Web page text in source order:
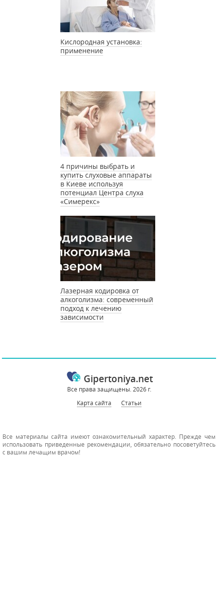
Кислородная установка:
применение
4 причины выбрать и
купить слуховые аппараты
в Киеве используя
потенциал Центра слуха
«Симерекс»
Лазерная кодировка от
алкоголизма: современный
подход к лечению
зависимости
Gipertoniya.net
Все права защищены. 2026 г.
Карта сайта
Статьи
Все материалы сайта имеют ознакомительный характер. Прежде чем
использовать приведенные рекомендации, обязательно посоветуйтесь
с вашим лечащим врачом!